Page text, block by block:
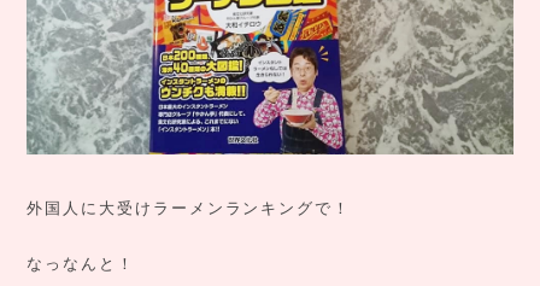
外国人に大受けラーメンランキングで！
なっなんと！